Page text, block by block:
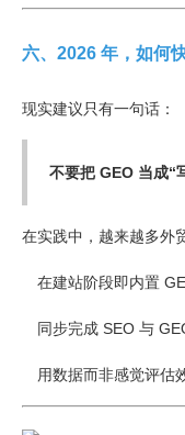
六、2026 年，如何
现实建议只有一句话：
不要把 GEO 当成“
在实践中，越来越多外
在建站阶段即内置
同步完成 SEO 与
用数据而非感觉评估